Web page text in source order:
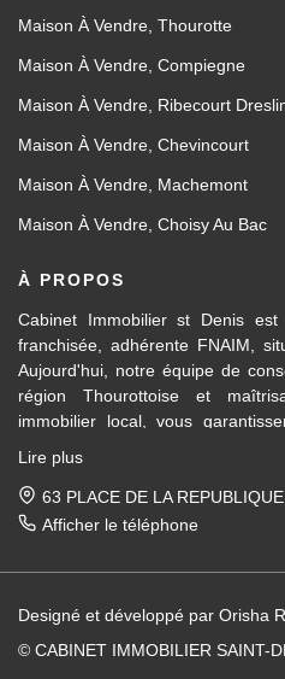
Maison À Vendre, Thourotte
Maison À Vendre, Compiegne
Maison À Vendre, Ribecourt
Maison À Vendre, Chevincourt
Maison À Vendre, Machemont
Maison À Vendre, Choisy Au Bac
À PROPOS
Cabinet Immobilier st Denis
franchisée, adhérente FNAIM,
Aujourd'hui, notre équipe de
région Thourottoise et
immobilier local, vous
immobilière ainsi qu'en location et
Des formations régulières
Pour la vente de votre maison,
entre Ressons-sur-Matz et
communes entre Compiègne
Lire plus
63 PLACE DE LA
Afficher le téléphone
Designé et développé par Orisha
© CABINET IMMOBILIER SAINT-